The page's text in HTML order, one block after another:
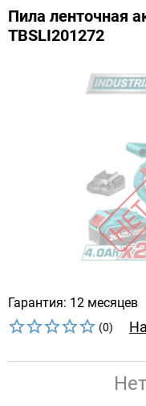
Пила ленточная
TBSLI201272
Гарантия: 12 месяцев
(0)